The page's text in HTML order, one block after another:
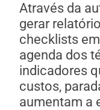
Através da
gerar
checklists
agenda dos
indicadores
custos,
aumentam a